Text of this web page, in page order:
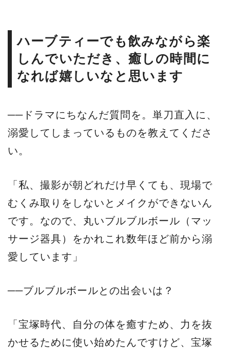
ハーブティーでも飲みながら楽
しんでいただき、癒しの時間に
なれば嬉しいなと思います
──ドラマにちなんだ質問を。単刀直入に、
溺愛してしまっているものを教えてくださ
い。
「私、撮影が朝どれだけ早くても、現場で
むくみ取りをしないとメイクができないん
です。なので、丸いブルブルボール（マッ
サージ器具）をかれこれ数年ほど前から溺
愛しています」
──ブルブルボールとの出会いは？
「宝塚時代、自分の体を癒すため、力を抜
かせるために使い始めたんですけど、宝塚